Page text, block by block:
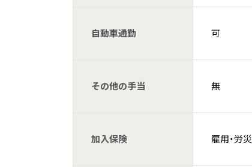
自動車通勤 可
その他の手当 無
加入保険 雇用・労災